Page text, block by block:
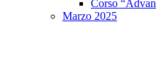
Corso
Marzo 2025